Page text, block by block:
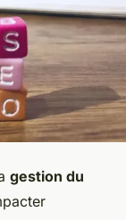
gestion du